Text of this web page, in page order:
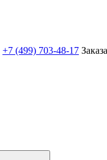
+7 (499) 703-48-17